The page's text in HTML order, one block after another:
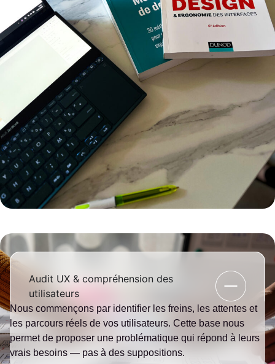
Audit UX & compréhension des
utilisateurs
Nous commençons par identifier les freins, les attentes et
les parcours réels de vos utilisateurs. Cette base nous
permet de proposer une problématique qui répond à leurs
vrais besoins — pas à des suppositions.